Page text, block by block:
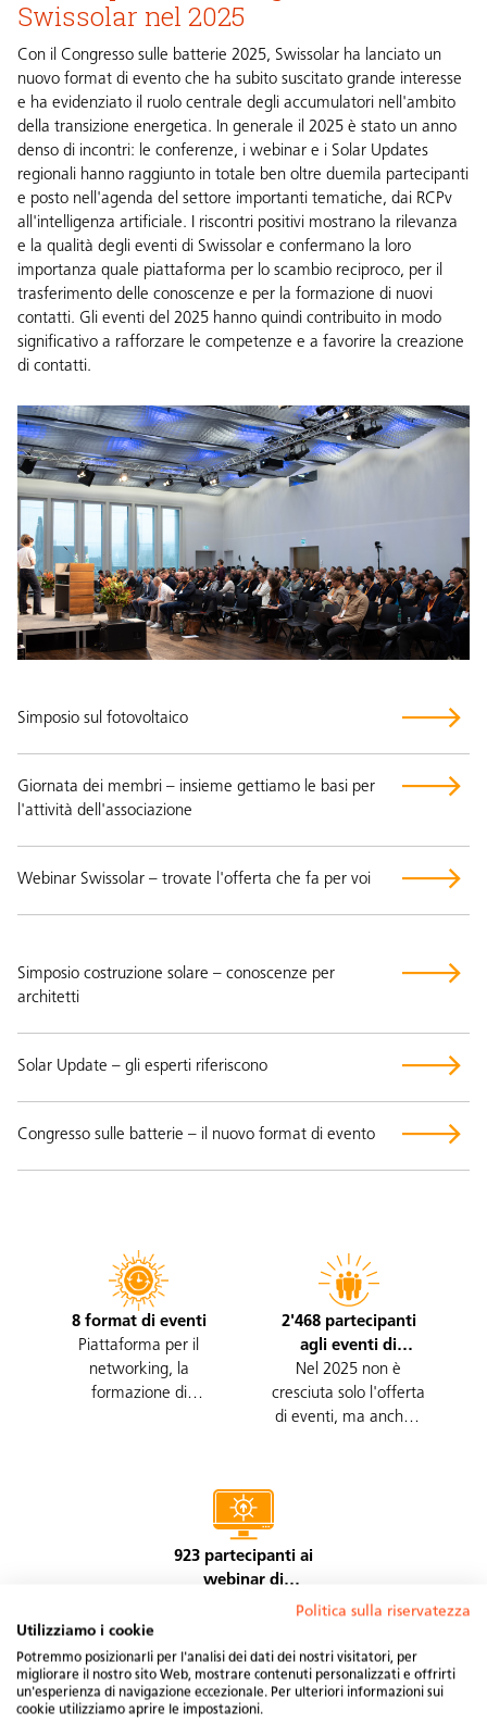
Swissolar nel 2025
Con il Congresso sulle batterie 2025, Swissolar ha lanciato un
nuovo format di evento che ha subito suscitato grande interesse
e ha evidenziato il ruolo centrale degli accumulatori nell'ambito
della transizione energetica. In generale il 2025 è stato un anno
denso di incontri: le conferenze, i webinar e i Solar Updates
regionali hanno raggiunto in totale ben oltre duemila partecipanti
e posto nell'agenda del settore importanti tematiche, dai RCPv
all'intelligenza artificiale. I riscontri positivi mostrano la rilevanza
e la qualità degli eventi di Swissolar e confermano la loro
importanza quale piattaforma per lo scambio reciproco, per il
trasferimento delle conoscenze e per la formazione di nuovi
contatti. Gli eventi del 2025 hanno quindi contribuito in modo
significativo a rafforzare le competenze e a favorire la creazione
di contatti.
Simposio sul fotovoltaico
Giornata dei membri – insieme gettiamo le basi per
l'attività dell'associazione
Webinar Swissolar – trovate l'offerta che fa per voi
Simposio costruzione solare – conoscenze per
architetti
Solar Update – gli esperti riferiscono
Congresso sulle batterie – il nuovo format di evento
8 format di eventi
Piattaforma per il
networking, la
formazione di
2'468 partecipanti
agli eventi di
Swissolar
Nel 2025 non è
cresciuta solo l'offerta
di eventi, ma anche il
923 partecipanti ai
webinar di
Temi legati a tecnica,
formazione, forniti in
modo compatto.
Politica sulla riservatezza
Utilizziamo i cookie
Potremmo posizionarli per l'analisi dei dati dei nostri visitatori, per
migliorare il nostro sito Web, mostrare contenuti personalizzati e offrirti
un'esperienza di navigazione eccezionale. Per ulteriori informazioni sui
cookie utilizziamo aprire le impostazioni.